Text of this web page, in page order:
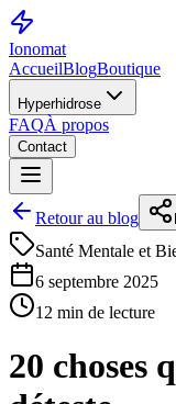
Ionomat
AccueilBlogBoutique
Hyperhidrose
FAQÀ propos
Contact
Retour au blog
Santé Mentale et
6 septembre 2025
12 min de lecture
20 choses